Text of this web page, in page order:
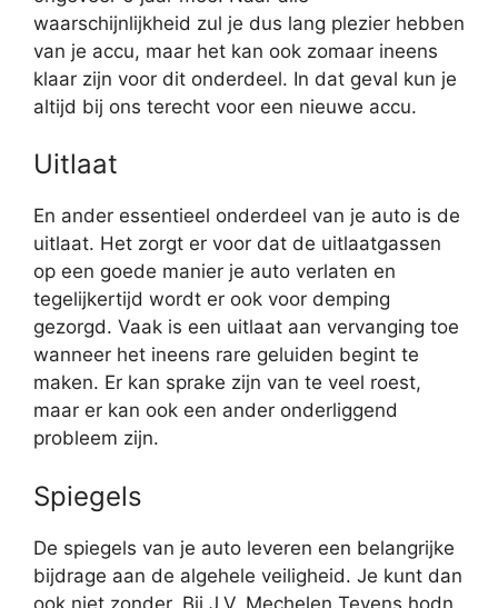
waarschijnlijkheid zul je dus lang plezier hebben
van je accu, maar het kan ook zomaar ineens
klaar zijn voor dit onderdeel. In dat geval kun je
altijd bij ons terecht voor een nieuwe accu.
Uitlaat
En ander essentieel onderdeel van je auto is de
uitlaat. Het zorgt er voor dat de uitlaatgassen
op een goede manier je auto verlaten en
tegelijkertijd wordt er ook voor demping
gezorgd. Vaak is een uitlaat aan vervanging toe
wanneer het ineens rare geluiden begint te
maken. Er kan sprake zijn van te veel roest,
maar er kan ook een ander onderliggend
probleem zijn.
Spiegels
De spiegels van je auto leveren een belangrijke
bijdrage aan de algehele veiligheid. Je kunt dan
ook niet zonder. Bij J.V. Mechelen Tevens hodn